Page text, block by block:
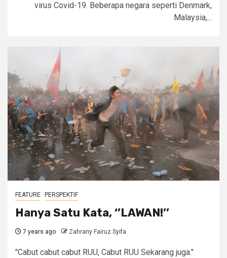
virus Covid-19. Beberapa negara seperti Denmark,
Malaysia,...
FEATURE PERSPEKTIF
Hanya Satu Kata, ‘’LAWAN!’’
7 years ago Zahrany Fairuz Syifa
"Cabut cabut cabut RUU, Cabut RUU Sekarang juga."